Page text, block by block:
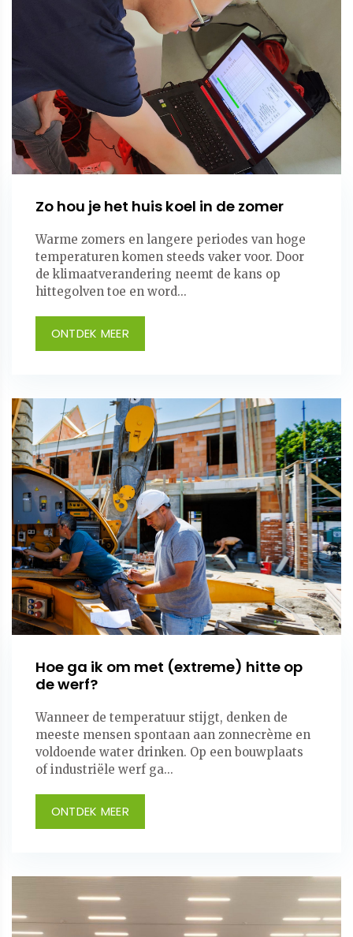
Zo hou je het huis koel in de zomer
Warme zomers en langere periodes van hoge
temperaturen komen steeds vaker voor. Door
de klimaatverandering neemt de kans op
hittegolven toe en word...
ONTDEK MEER
Hoe ga ik om met (extreme) hitte op
de werf?
Wanneer de temperatuur stijgt, denken de
meeste mensen spontaan aan zonnecrème en
voldoende water drinken. Op een bouwplaats
of industriële werf ga...
ONTDEK MEER